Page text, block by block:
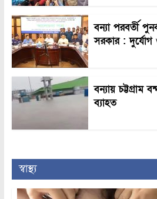
বন্যা পরবর্তী
সরকার : দুর্যোগ
বন্যায় চট্টগ্রাম
ব্যাহত
স্বাস্থ্য